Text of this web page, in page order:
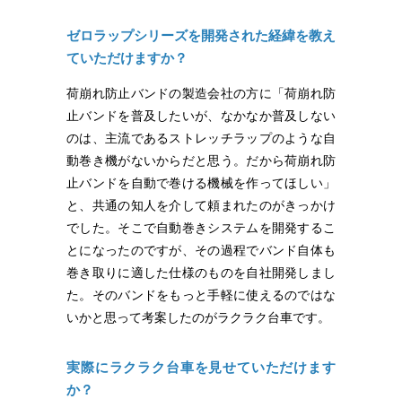
ゼロラップシリーズを開発された経緯を教え
ていただけますか？
荷崩れ防止バンドの製造会社の方に「荷崩れ防
止バンドを普及したいが、なかなか普及しない
のは、主流であるストレッチラップのような自
動巻き機がないからだと思う。だから荷崩れ防
止バンドを自動で巻ける機械を作ってほしい」
と、共通の知人を介して頼まれたのがきっかけ
でした。そこで自動巻きシステムを開発するこ
とになったのですが、その過程でバンド自体も
巻き取りに適した仕様のものを自社開発しまし
た。そのバンドをもっと手軽に使えるのではな
いかと思って考案したのがラクラク台車です。
実際にラクラク台車を見せていただけます
か？